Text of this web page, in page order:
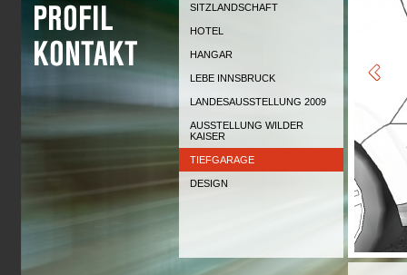
SITZLANDSCHAFT
HOTEL
HANGAR
LEBE INNSBRUCK
LANDESAUSSTELLUNG 2009
AUSSTELLUNG WILDER
KAISER
TIEFGARAGE
DESIGN